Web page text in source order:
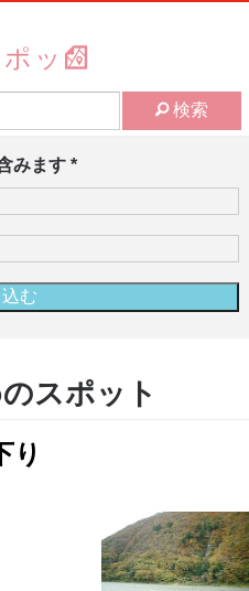
ッ
検索
みます *
スポット
り